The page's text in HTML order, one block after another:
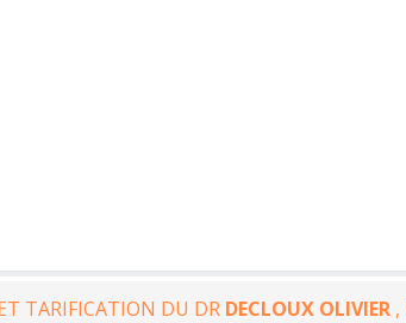
TARIFICATION DU DR DECLOUX OLIVIER ,